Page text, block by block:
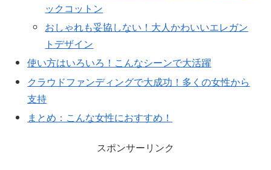
ックコットン
おしゃれも妥協しない！大人かわいいエレガン
トデザイン
使い方はいろいろ！こんなシーンで大活躍
クラウドファンディングで大成功！多くの女性から
支持
まとめ：こんな女性におすすめ！
スポンサーリンク